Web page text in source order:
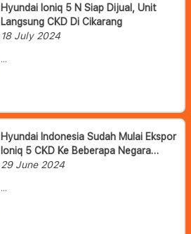
Hyundai Ioniq 5 N Siap Dijual, Unit
Langsung CKD Di Cikarang
18 July 2024
(CKD) dan akan memanfaatkan
fasilitas PT Hyundai Motor
Manufacturing Indonesia yang
berlokasi di Cikarang, Jawa Barat.
Hyundai Indonesia Sudah Mulai Ekspor
Ioniq 5 CKD Ke Beberapa Negara
Tujuan
29 June 2024